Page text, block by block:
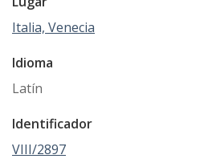
Italia, Venecia
Idioma
Latín
Identificador
VIII/2897